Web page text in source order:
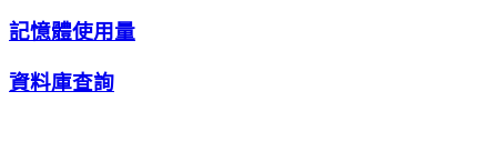
記憶體使用量
資料庫查詢